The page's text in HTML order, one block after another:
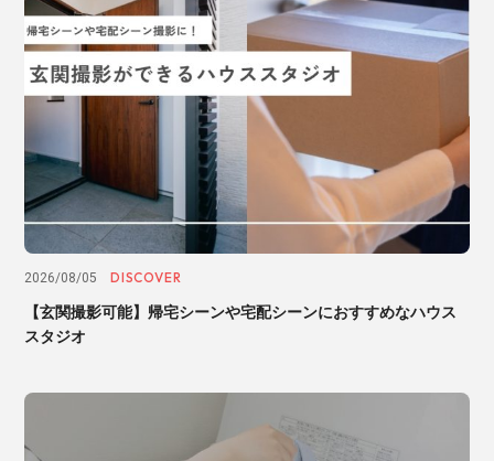
2026/08/05 DISCOVER
【玄関撮影可能】帰宅シーンや宅配シーンにおすすめなハウス
スタジオ